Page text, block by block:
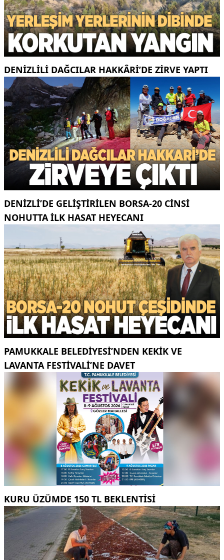
DENIZLILI DAĞCILAR HAKKÂRI’DE ZIRVE YAPTI
DENIZLI’DE GELIŞTIRILEN BORSA-20 CINSI
NOHUTTA ILK HASAT HEYECANI
PAMUKKALE BELEDIYESI’NDEN KEKIK VE
LAVANTA FESTIVALI’NE DAVET
KURU ÜZÜMDE 150 TL BEKLENTISI